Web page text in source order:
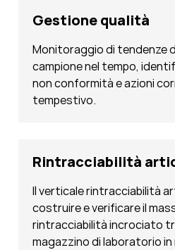
Gestione qualità
Monitoraggio di tendenze
campione nel tempo,
non conformità e azioni
tempestivo.
Rintracciabilità
Il verticale rintracciabilità
costruire e verificare il
rintracciabilità incrociato
magazzino di laboratorio